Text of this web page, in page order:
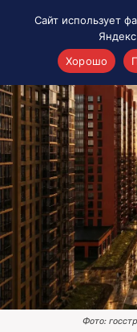
Акценты
Материалы о
Проекты 7
Здоровье
Интересное
Новости
Новости
Политика
Новости
Все
Фото:
Сайт использует
Хорошо